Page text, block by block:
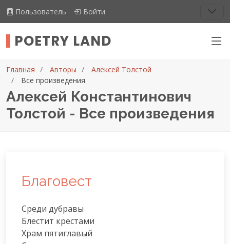
Пользователь Войти
POETRY LAND
Главная Авторы
Алексей Толстой
Все произведения
Алексей Константинович
Толстой - Все произведения
Благовест
Среди дубравы
Блестит крестами
Храм пятиглавый